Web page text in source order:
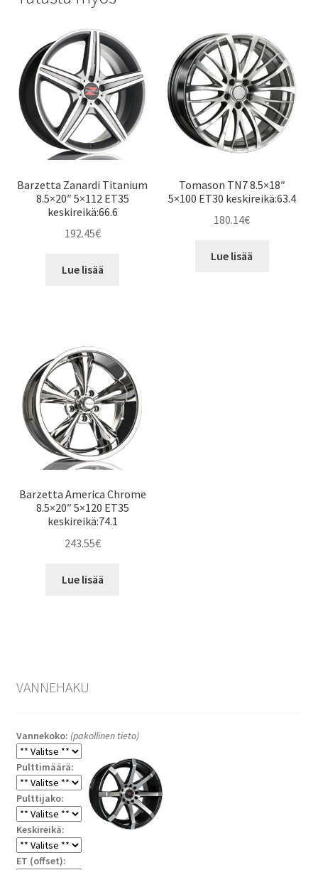
Barzetta Zanardi Titanium
8.5×20″ 5×112 ET35
keskireikä:66.6
192.45€
Lue lisää
Tomason TN7 8.5×18″
5×100 ET30 keskireikä:63.4
180.14€
Lue lisää
Barzetta America Chrome
8.5×20″ 5×120 ET35
keskireikä:74.1
243.55€
Lue lisää
VANNEHAKU
Vannekoko: (pakollinen tieto)
Pulttimäärä:
Pulttijako:
Keskireikä:
ET (offset):